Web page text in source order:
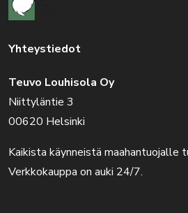
Yhteystiedot
Teuvo Louhisola Oy
Niittyläntie 3
00620 Helsinki
Kaikista käynneistä maahantuojalle
Verkkokauppa on auki 24/7.